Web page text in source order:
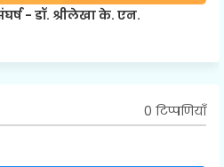
- डॉ. श्रीलेखा के. एन.
0 टिप्पणियाँ